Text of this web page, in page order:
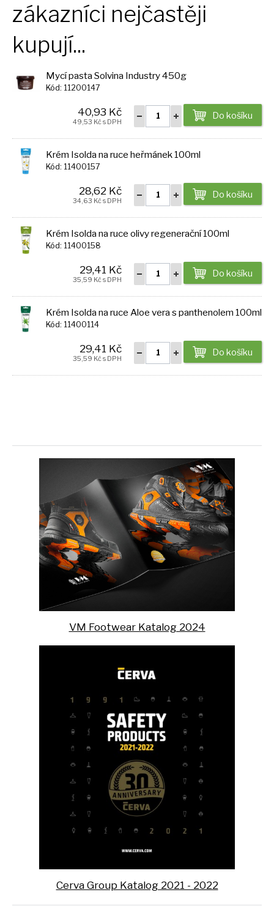
zákazníci nejčastěji
kupují...
Mycí pasta Solvina Industry 450g
Kód: 11200147
Do košíku
40,93 Kč
49,53 Kč s DPH
Krém Isolda na ruce heřmánek 100ml
Kód: 11400157
Do košíku
28,62 Kč
34,63 Kč s DPH
Krém Isolda na ruce olivy regenerační 100ml
Kód: 11400158
Do košíku
29,41 Kč
35,59 Kč s DPH
Krém Isolda na ruce Aloe vera s panthenolem 100ml
Kód: 11400114
Do košíku
29,41 Kč
35,59 Kč s DPH
VM Footwear Katalog 2024
Cerva Group Katalog 2021 - 2022